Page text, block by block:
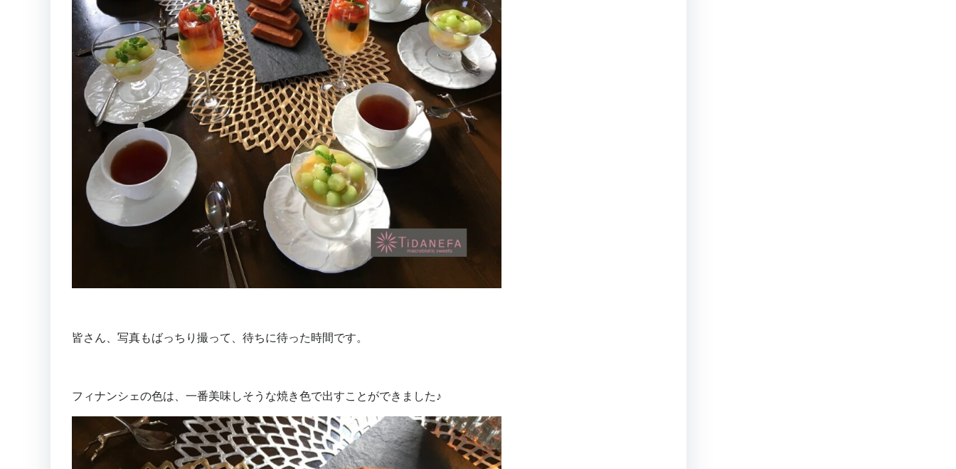
皆さん、写真もばっちり撮って、待ちに待った時間です。
フィナンシェの色は、一番美味しそうな焼き色で出すことができました♪